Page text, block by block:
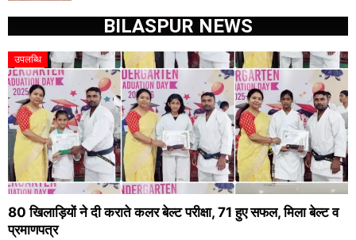
BILASPUR NEWS
उपलब्धि
80 खिलाड़ियों ने दी कराते कलर बेल्ट परीक्षा, 71 हुए सफल, मिला बेल्ट व
प्रमाणपत्र